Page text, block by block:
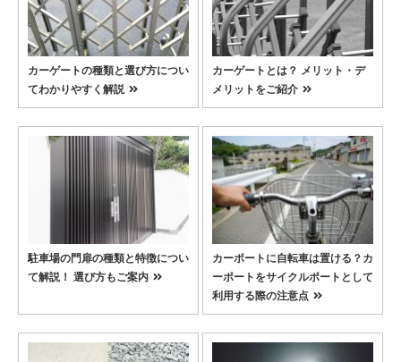
カーゲートの種類と選び方につい
てわかりやすく解説
カーゲートとは？ メリット・デ
メリットをご紹介
駐車場の門扉の種類と特徴につい
て解説！ 選び方もご案内
カーポートに自転車は置ける？カ
ーポートをサイクルポートとして
利用する際の注意点